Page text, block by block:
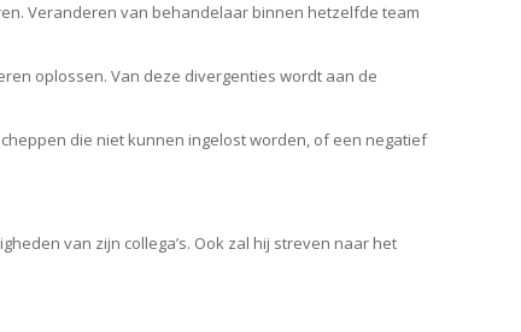
Veranderen van behandelaar binnen hetzelfde team
oplossen. Van deze divergenties wordt aan de
die niet kunnen ingelost worden, of een negatief
van zijn collega’s. Ook zal hij streven naar het